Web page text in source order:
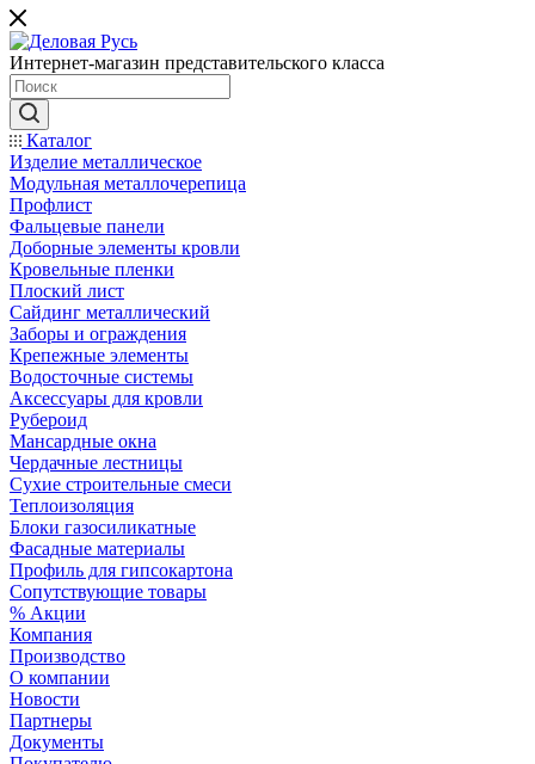
Интернет-магазин представительского класса
Каталог
Изделие металлическое
Модульная металлочерепица
Профлист
Фальцевые панели
Доборные элементы кровли
Кровельные пленки
Плоский лист
Сайдинг металлический
Заборы и ограждения
Крепежные элементы
Водосточные системы
Аксессуары для кровли
Рубероид
Мансардные окна
Чердачные лестницы
Сухие строительные смеси
Теплоизоляция
Блоки газосиликатные
Фасадные материалы
Профиль для гипсокартона
Сопутствующие товары
% Акции
Компания
Производство
О компании
Новости
Партнеры
Документы